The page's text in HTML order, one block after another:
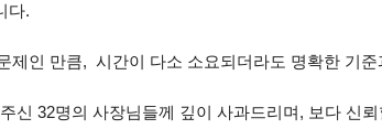
다.
제인 만큼, 시간이 다소 소요되더라도 명확한 기
신 32명의 사장님들께 깊이 사과드리며, 보다 신